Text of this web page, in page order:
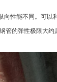
性能不同。可
的弹性极限大